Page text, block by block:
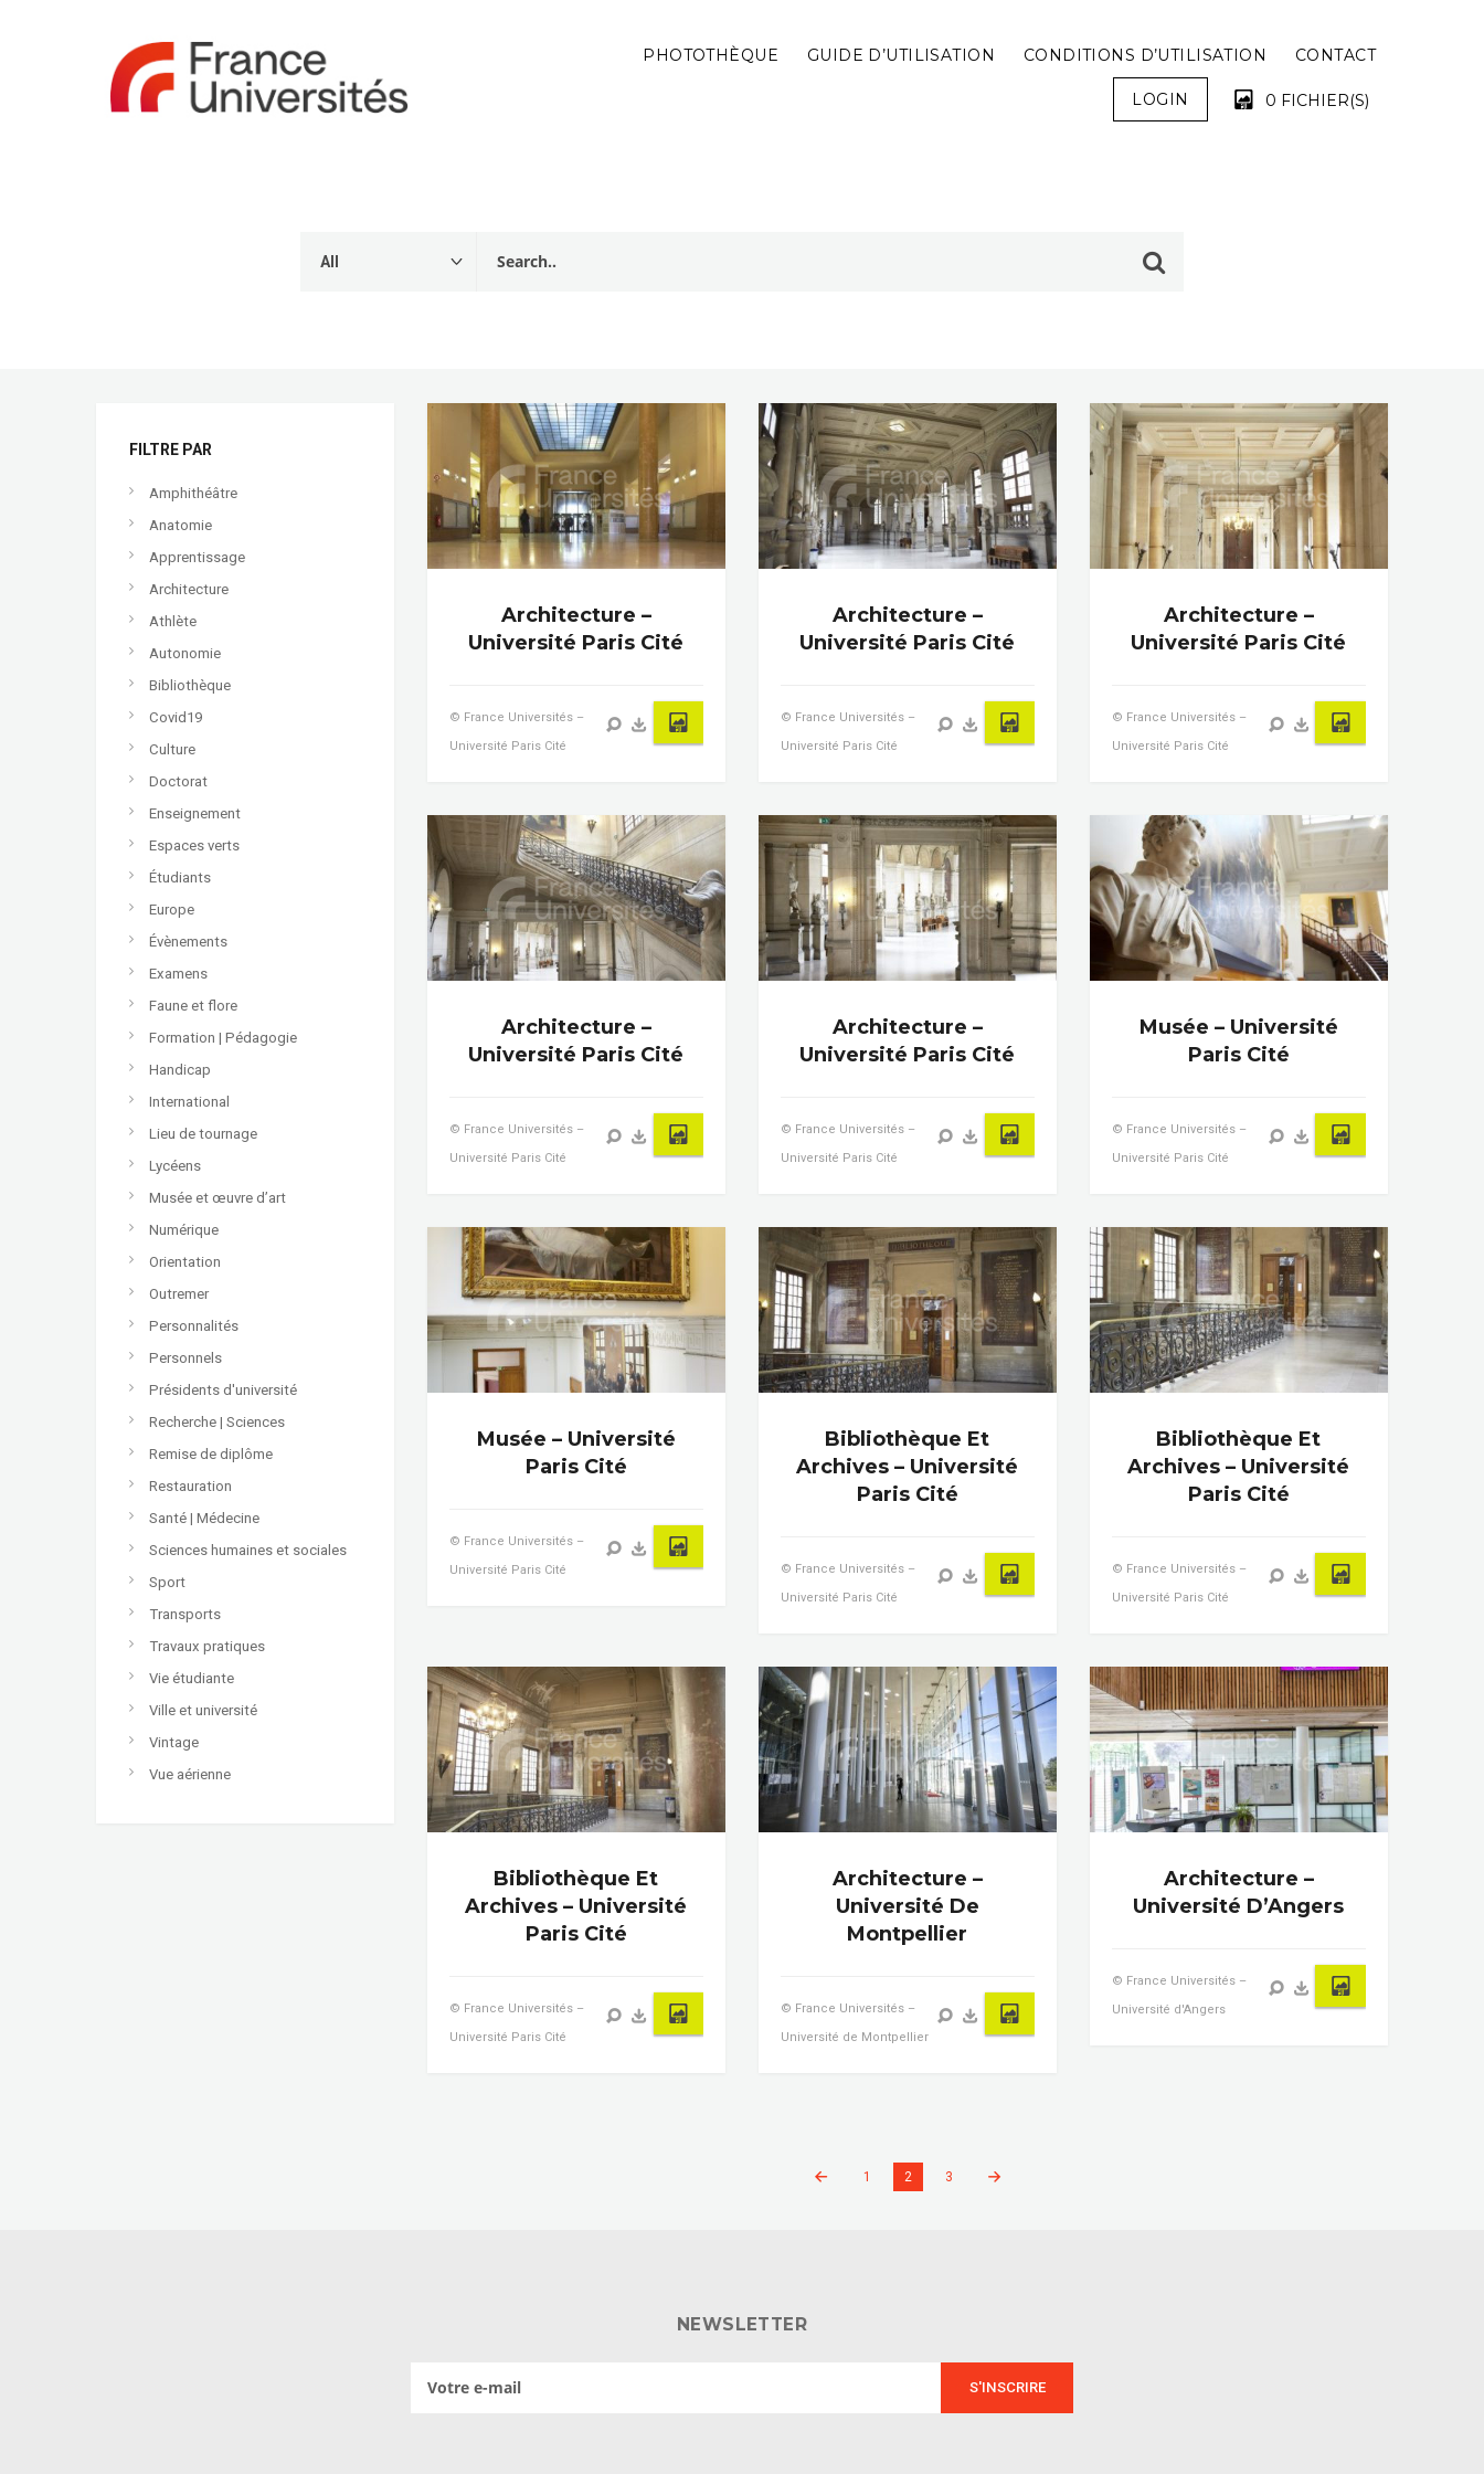
PHOTOTHÈQUE GUIDE D’UTILISATION CONDITIONS D’UTILISATION CONTACT
LOGIN 0 FICHIER(S)
FILTRE PAR
Amphithéâtre
Anatomie
Apprentissage
Architecture
Athlète
Autonomie
Bibliothèque
Covid19
Culture
Doctorat
Enseignement
Espaces verts
Étudiants
Europe
Évènements
Examens
Faune et flore
Formation | Pédagogie
Handicap
International
Lieu de tournage
Lycéens
Musée et œuvre d’art
Numérique
Orientation
Outremer
Personnalités
Personnels
Présidents d'université
Recherche | Sciences
Remise de diplôme
Restauration
Santé | Médecine
Sciences humaines et sociales
Sport
Transports
Travaux pratiques
Vie étudiante
Ville et université
Vintage
Vue aérienne
Architecture –
Université Paris Cité
© France Universités –
Université Paris Cité
Architecture –
Université Paris Cité
© France Universités –
Université Paris Cité
Architecture –
Université Paris Cité
© France Universités –
Université Paris Cité
Architecture –
Université Paris Cité
© France Universités –
Université Paris Cité
Architecture –
Université Paris Cité
© France Universités –
Université Paris Cité
Musée – Université
Paris Cité
© France Universités –
Université Paris Cité
Musée – Université
Paris Cité
© France Universités –
Université Paris Cité
Bibliothèque Et
Archives – Université
Paris Cité
© France Universités –
Université Paris Cité
Bibliothèque Et
Archives – Université
Paris Cité
© France Universités –
Université Paris Cité
Bibliothèque Et
Archives – Université
Paris Cité
© France Universités –
Université Paris Cité
Architecture –
Université De
Montpellier
© France Universités –
Université de Montpellier
Architecture –
Université D’Angers
© France Universités –
Université d'Angers
1 2 3
NEWSLETTER